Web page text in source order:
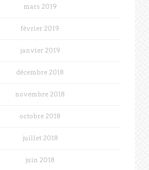
mars 2019
février 2019
janvier 2019
décembre 2018
novembre 2018
octobre 2018
juillet 2018
juin 2018